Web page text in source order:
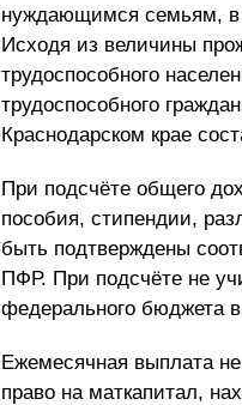
нуждающимся семьям, в
Исходя из величины
трудоспособного
трудоспособного
Краснодарском крае
При подсчёте общего
пособия, стипендии,
быть подтверждены
ПФР. При подсчёте не
федерального бюджета
Ежемесячная выплата
право на маткапитал,